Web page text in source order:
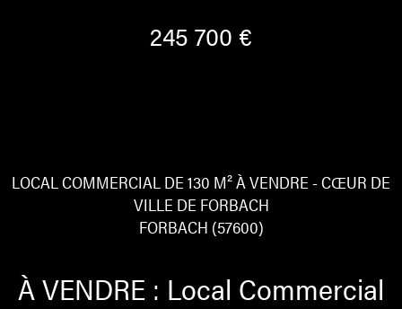
245 700 €
LOCAL COMMERCIAL DE 130 M² À VENDRE - CŒUR DE
VILLE DE FORBACH
FORBACH (57600)
À VENDRE : Local Commercial